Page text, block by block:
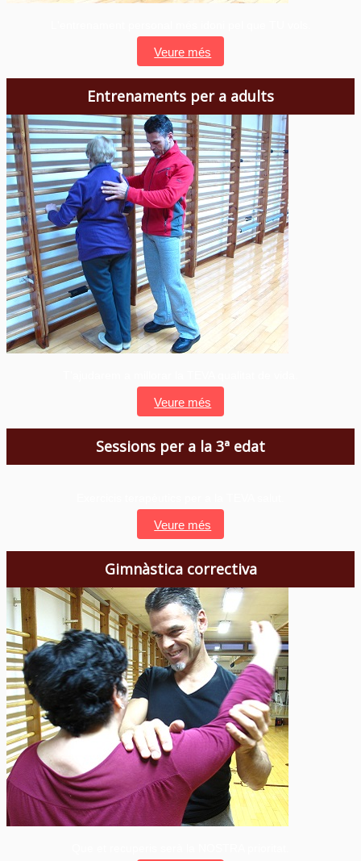
Veure més
Entrenaments per a adults
Veure més
Sessions per a la 3ª edat
Veure més
Gimnàstica correctiva